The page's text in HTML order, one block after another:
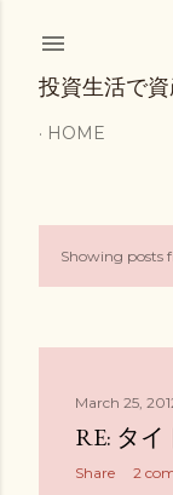
投資生活で
HOME
PShowing posts
March 25,
RE: タ
Share 2